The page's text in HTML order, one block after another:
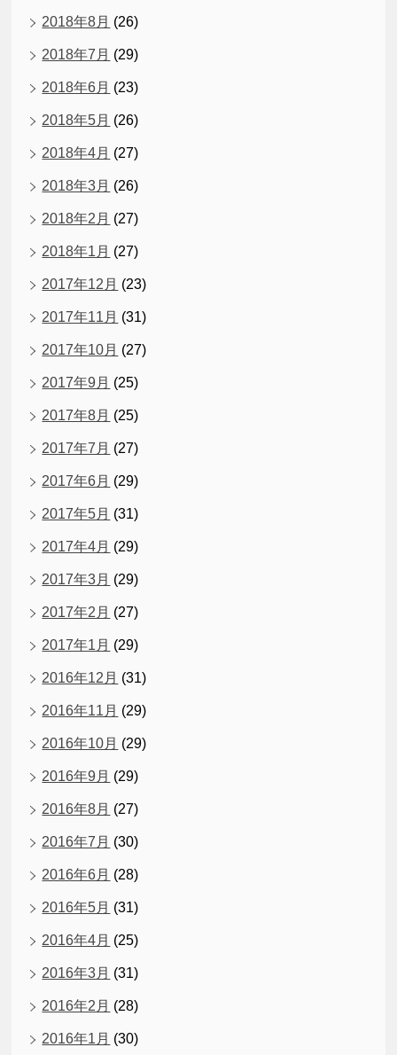
2018年8月 (26)
2018年7月 (29)
2018年6月 (23)
2018年5月 (26)
2018年4月 (27)
2018年3月 (26)
2018年2月 (27)
2018年1月 (27)
2017年12月 (23)
2017年11月 (31)
2017年10月 (27)
2017年9月 (25)
2017年8月 (25)
2017年7月 (27)
2017年6月 (29)
2017年5月 (31)
2017年4月 (29)
2017年3月 (29)
2017年2月 (27)
2017年1月 (29)
2016年12月 (31)
2016年11月 (29)
2016年10月 (29)
2016年9月 (29)
2016年8月 (27)
2016年7月 (30)
2016年6月 (28)
2016年5月 (31)
2016年4月 (25)
2016年3月 (31)
2016年2月 (28)
2016年1月 (30)